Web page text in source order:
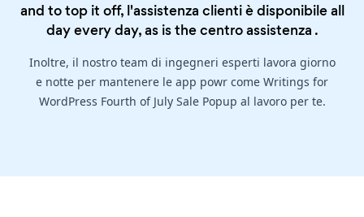
and to top it off, l'assistenza clienti è disponibile all
day every day, as is thecentro assistenza .
Inoltre, il nostro team di ingegneri esperti lavora giorno
e notte per mantenere le app powr come Writings for
WordPress Fourth of July Sale Popup al lavoro per te.